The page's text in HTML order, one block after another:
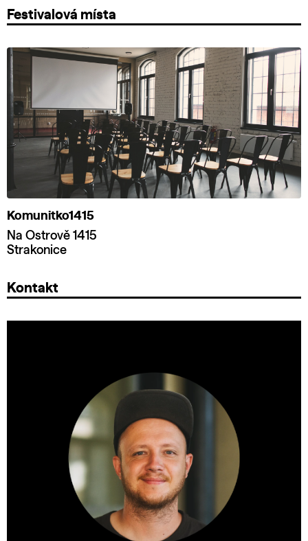
Festivalová místa
Komunitko1415
Na Ostrově 1415
Strakonice
Kontakt